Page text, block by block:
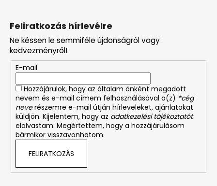
Feliratkozás hírlevélre
Ne késsen le semmiféle újdonságról vagy
kedvezményről!
E-mail
Hozzájárulok, hogy az általam önként megadott
nevem és e-mail címem felhasználásával a(z) *cég
neverészemre e-mail útján hírleveleket, ajánlatokat
küldjön. Kijelentem, hogy az adatkezelési tájékoztatót
elolvastam. Megértettem, hogy a hozzájárulásom
bármikor visszavonhatom.
FELIRATKOZÁS